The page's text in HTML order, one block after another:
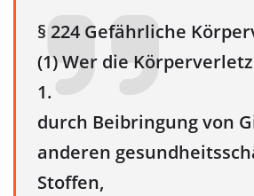
§ 224 Gefährliche
(1) Wer die
1.
durch Beibringung von
anderen
Stoffen,